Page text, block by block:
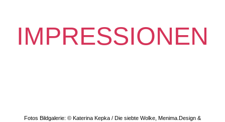
IMPRESSIONEN
Fotos Bildgalerie: © Katerina Kepka / Die siebte Wolke, Menima.Design &